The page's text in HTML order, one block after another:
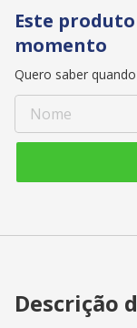
Este
momento
Quero saber
Descrição